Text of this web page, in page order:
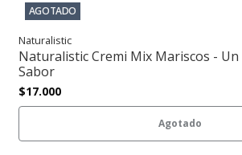
AGOTADO
Naturalistic
Naturalistic Cremi Mix Mariscos - Un
Sabor
$17.000
Agotado